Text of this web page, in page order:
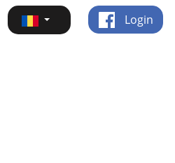
Login